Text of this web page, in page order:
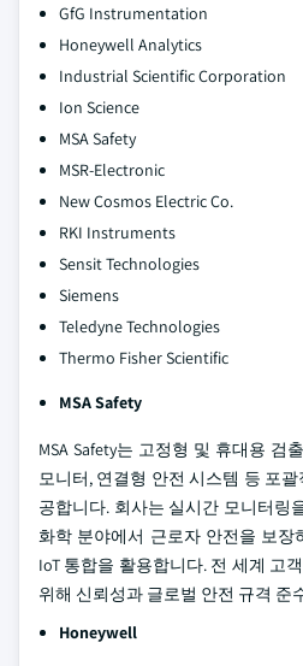
GfG Instrumentation
Honeywell Analytics
Industrial Scientific Corporation
Ion Science
MSA Safety
MSR-Electronic
New Cosmos Electric Co.
RKI Instruments
Sensit Technologies
Siemens
Teledyne Technologies
Thermo Fisher Scientific
MSA Safety
MSA Safety는 고정형 및 휴대용 검
모니터, 연결형 안전 시스템 등 포
공합니다. 회사는 실시간 모니터링
화학 분야에서 근로자 안전을 보
IoT 통합을 활용합니다. 전 세계 고
위해 신뢰성과 글로벌 안전 규격 준
Honeywell